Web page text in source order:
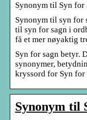
Synonym til Syn for
Synonym til syn for
til syn for sagn i
få et mer nøyaktig
Syn for sagn betyr.
synonymer,
kryssord for Syn for
Synonym til